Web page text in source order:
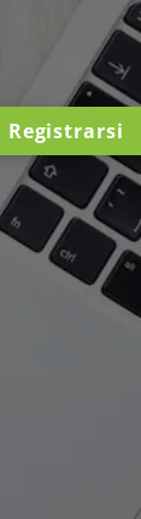
Registrarsi